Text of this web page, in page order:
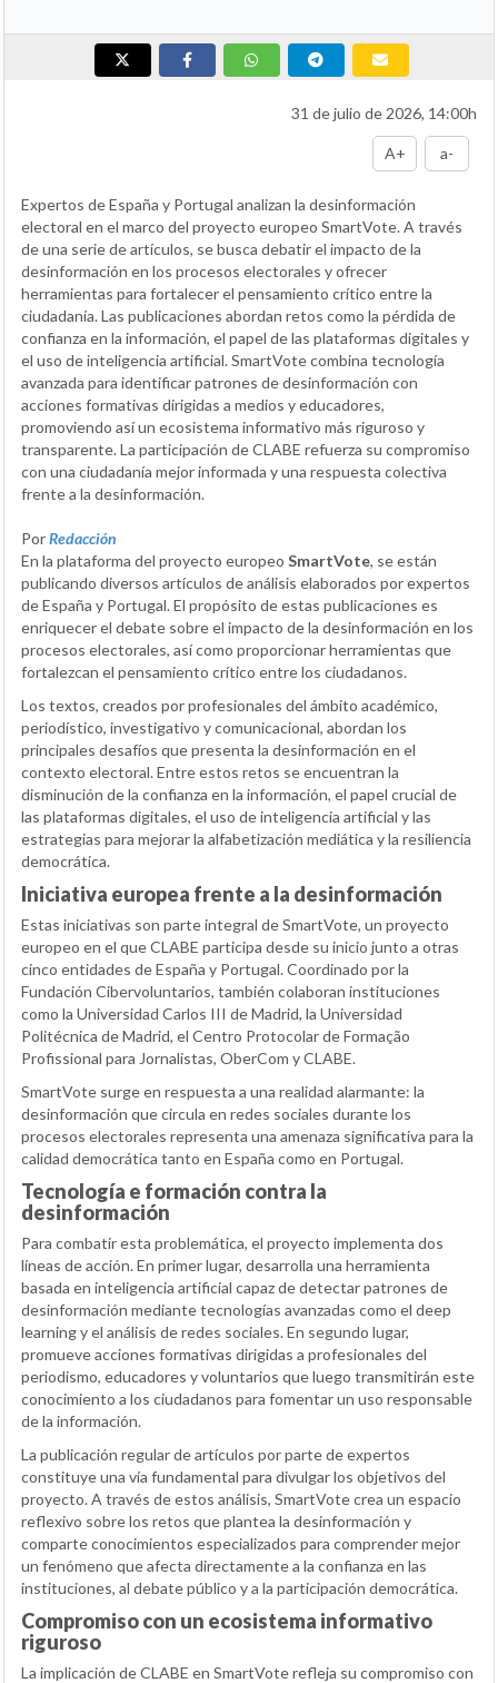
31 de julio de 2026, 14:00h
A+ a-
Expertos de España y Portugal analizan la desinformación
electoral en el marco del proyecto europeo SmartVote. A través
de una serie de artículos, se busca debatir el impacto de la
desinformación en los procesos electorales y ofrecer
herramientas para fortalecer el pensamiento crítico entre la
ciudadanía. Las publicaciones abordan retos como la pérdida de
confianza en la información, el papel de las plataformas digitales y
el uso de inteligencia artificial. SmartVote combina tecnología
avanzada para identificar patrones de desinformación con
acciones formativas dirigidas a medios y educadores,
promoviendo así un ecosistema informativo más riguroso y
transparente. La participación de CLABE refuerza su compromiso
con una ciudadanía mejor informada y una respuesta colectiva
frente a la desinformación.
PorRedacción
En la plataforma del proyecto europeo SmartVote, se están
publicando diversos artículos de análisis elaborados por expertos
de España y Portugal. El propósito de estas publicaciones es
enriquecer el debate sobre el impacto de la desinformación en los
procesos electorales, así como proporcionar herramientas que
fortalezcan el pensamiento crítico entre los ciudadanos.
Los textos, creados por profesionales del ámbito académico,
periodístico, investigativo y comunicacional, abordan los
principales desafíos que presenta la desinformación en el
contexto electoral. Entre estos retos se encuentran la
disminución de la confianza en la información, el papel crucial de
las plataformas digitales, el uso de inteligencia artificial y las
estrategias para mejorar la alfabetización mediática y la resiliencia
democrática.
Iniciativa europea frente a la desinformación
Estas iniciativas son parte integral de SmartVote, un proyecto
europeo en el que CLABE participa desde su inicio junto a otras
cinco entidades de España y Portugal. Coordinado por la
Fundación Cibervoluntarios, también colaboran instituciones
como la Universidad Carlos III de Madrid, la Universidad
Politécnica de Madrid, el Centro Protocolar de Formação
Profissional para Jornalistas, OberCom y CLABE.
SmartVote surge en respuesta a una realidad alarmante: la
desinformación que circula en redes sociales durante los
procesos electorales representa una amenaza significativa para la
calidad democrática tanto en España como en Portugal.
Tecnología e formación contra la
desinformación
Para combatir esta problemática, el proyecto implementa dos
líneas de acción. En primer lugar, desarrolla una herramienta
basada en inteligencia artificial capaz de detectar patrones de
desinformación mediante tecnologías avanzadas como el deep
learning y el análisis de redes sociales. En segundo lugar,
promueve acciones formativas dirigidas a profesionales del
periodismo, educadores y voluntarios que luego transmitirán este
conocimiento a los ciudadanos para fomentar un uso responsable
de la información.
La publicación regular de artículos por parte de expertos
constituye una vía fundamental para divulgar los objetivos del
proyecto. A través de estos análisis, SmartVote crea un espacio
reflexivo sobre los retos que plantea la desinformación y
comparte conocimientos especializados para comprender mejor
un fenómeno que afecta directamente a la confianza en las
instituciones, al debate público y a la participación democrática.
Compromiso con un ecosistema informativo
riguroso
La implicación de CLABE en SmartVote refleja su compromiso con